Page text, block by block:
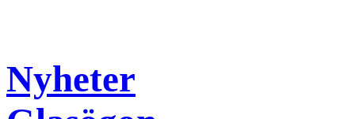
Nyheter